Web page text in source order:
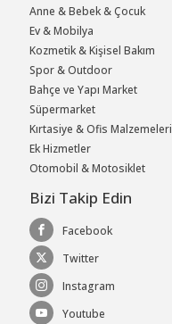
Anne & Bebek & Çocuk
Ev & Mobilya
Kozmetik & Kişisel Bakım
Spor & Outdoor
Bahçe ve Yapı Market
Süpermarket
Kırtasiye & Ofis Malzemeleri
Ek Hizmetler
Otomobil & Motosiklet
Bizi Takip Edin
Facebook
Twitter
Instagram
Youtube